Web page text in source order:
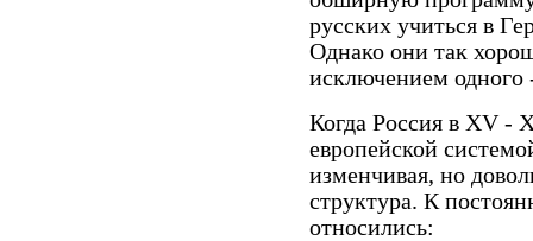
русских учиться в
Однако они так
исключением одного
Когда Россия в XV -
европейской
изменчивая, но
структура. К
относились: